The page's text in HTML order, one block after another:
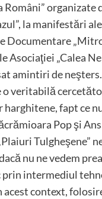
Români” organizate
la manifestări
Documentare
Asociaţiei „Calea
amintiri de
o veritabilă
fapt ce
Pop şi
Tulgheşene”
nu ne vedem
prin intermediul
context,